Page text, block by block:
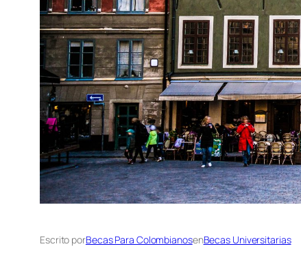
Escrito porBecas Para ColombianosenBecas Universitarias